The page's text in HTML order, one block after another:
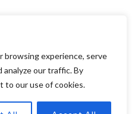
browsing experience, serve
analyze our traffic. By
to our use of cookies.
Estonia
- 18.00